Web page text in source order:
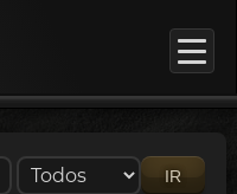
IR